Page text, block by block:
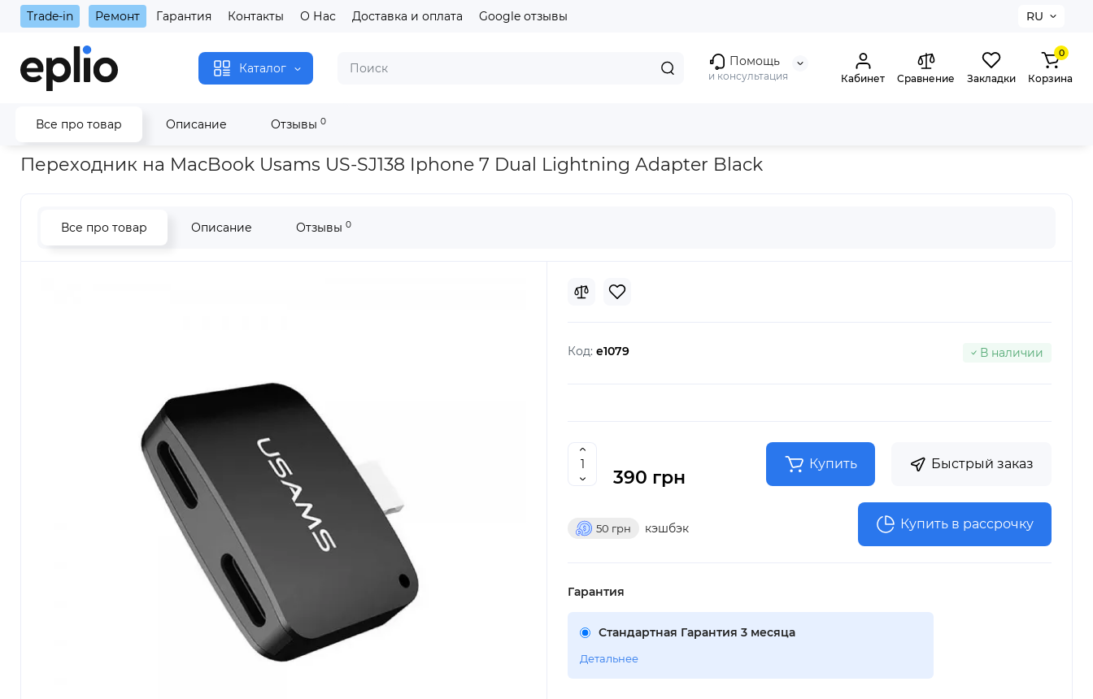
Trade-in Ремонт Гарантия Контакты О Нас Доставка и оплата Google отзывы RU
Каталог Помощь
и консультация Кабинет Сравнение Закладки
0
Корзина
Все про товар Описание Отзывы 0
Главная Аксессуары Переходники MacBook Переходник на MacBook Usams US-SJ138 Iphone 7 Dual Lightning Adapter Black
Переходник на MacBook Usams US-SJ138 Iphone 7 Dual Lightning Adapter Black
Все про товар Описание Отзывы 0
Код: e1079 В наличии
390 грн
Купить Быстрый заказ
50 грн кэшбэк Купить в рассрочку
Гарантия
Стандартная Гарантия 3 месяца
Детальнее